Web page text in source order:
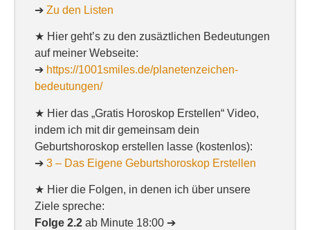
➔ Zu den Listen
★ Hier geht’s zu den zusäztlichen Bedeutungen
auf meiner Webseite:
➔ https://1001smiles.de/planetenzeichen-
bedeutungen/
★ Hier das „Gratis Horoskop Erstellen“ Video,
indem ich mit dir gemeinsam dein
Geburtshoroskop erstellen lasse (kostenlos):
➔ 3 – Das Eigene Geburtshoroskop Erstellen
★ Hier die Folgen, in denen ich über unsere
Ziele spreche:
Folge 2.2 ab Minute 18:00 ➔